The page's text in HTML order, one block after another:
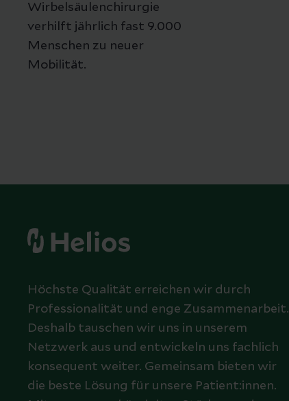
Wirbelsäulenchirurgie
verhilft jährlich fast 9.000
Menschen zu neuer
Mobilität.
Höchste Qualität erreichen wir durch
Professionalität und enge Zusammenarbeit.
Deshalb tauschen wir uns in unserem
Netzwerk aus und entwickeln uns fachlich
konsequent weiter. Gemeinsam bieten wir
die beste Lösung für unsere Patient:innen.